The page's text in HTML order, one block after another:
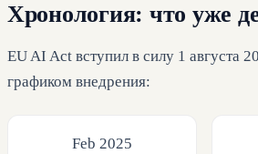
Хронология: что уже
EU AI Act вступил в силу 1 августа
графиком внедрения:
Feb 2025